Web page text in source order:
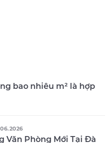
bao nhiêu m² là hợp
Văn Phòng Mới Tại Đà